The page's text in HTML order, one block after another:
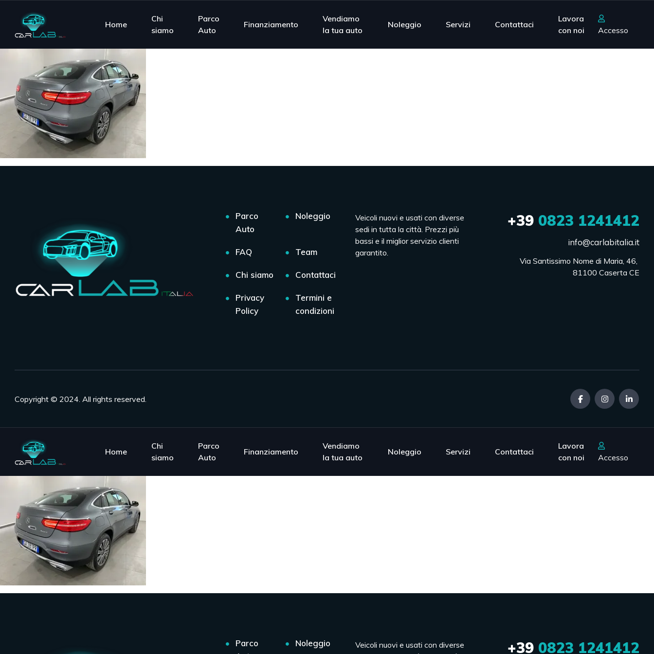
Home
Chi
siamo
Parco
Auto
Finanziamento
Vendiamo
la tua auto
Noleggio Servizi Contattaci
Lavora
con noi
Accesso
Parco
Auto
Noleggio
FAQ Team
Chi siamo Contattaci
Privacy
Policy
Termini e
condizioni
Veicoli nuovi e usati con diverse
sedi in tutta la città. Prezzi più
bassi e il miglior servizio clienti
garantito.
+390823 1241412
info@carlabitalia.it
Via Santissimo Nome di Maria, 46,
81100 Caserta CE
Copyright © 2024. All rights reserved.
Home
Chi
siamo
Parco
Auto
Finanziamento
Vendiamo
la tua auto
Noleggio Servizi Contattaci
Lavora
con noi
Accesso
Parco
Noleggio
Veicoli nuovi e usati con diverse
+390823 1241412